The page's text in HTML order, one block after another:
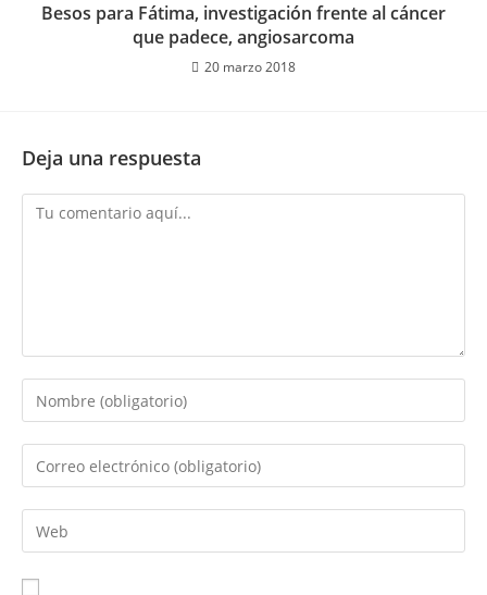
Besos para Fátima, investigación frente al cáncer
que padece, angiosarcoma
20 marzo 2018
Deja una respuesta